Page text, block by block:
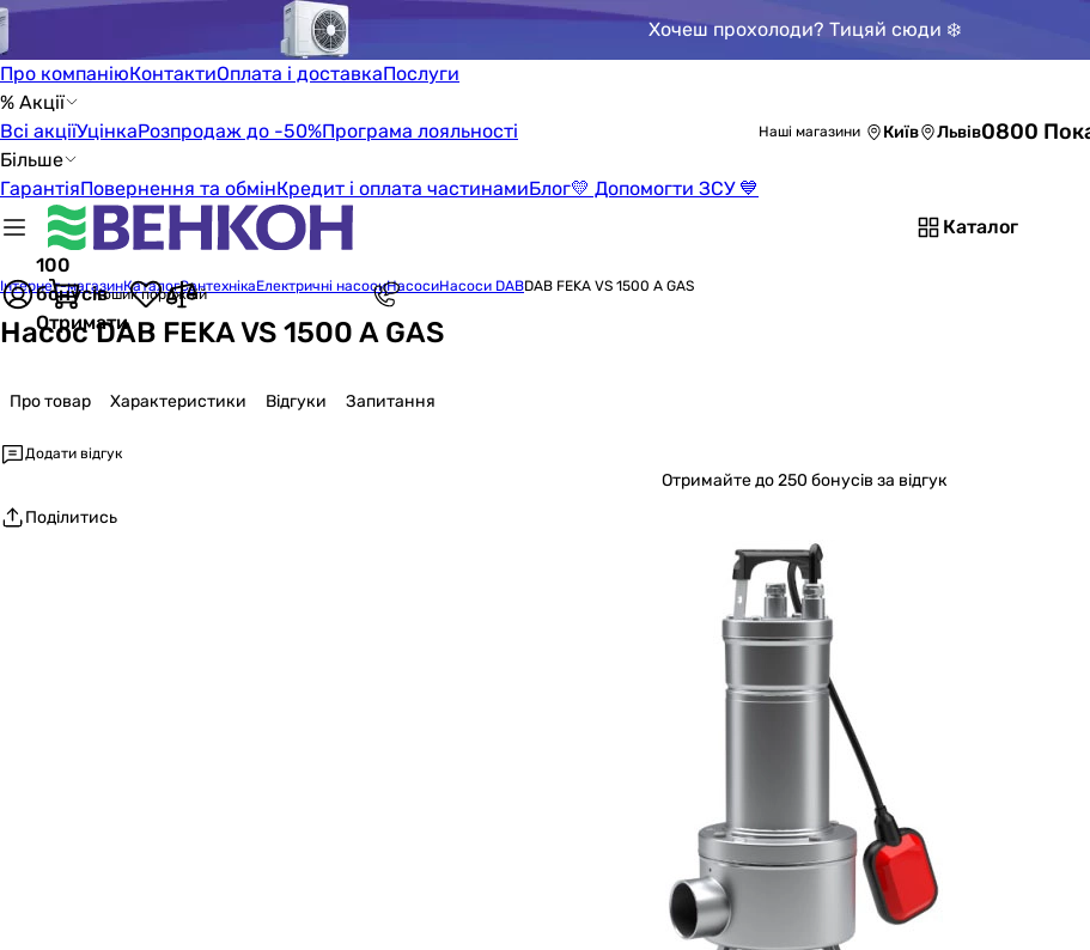
Хочеш прохолоди? Тицяй сюди ❄️
Про компаніюКонтактиОплата і доставкаПослуги
% Акції
Всі акціїУцінкаРозпродаж до -50%Програма лояльності
Більше
ГарантіяПовернення та обмінКредит і оплата частинамиБлог💛 Допомогти ЗСУ 💙
Наші магазини Київ Львів0800
Каталог
100
бонусів
Отримати
Кошик порожній
Інтернет-магазинКаталогСантехнікаЕлектричні насосиНасосиНасоси DABDAB FEKA VS 1500 A GAS
Насос DAB FEKA VS 1500 A GAS
Про товар Характеристики Відгуки Запитання
Додати відгук
Отримайтедо 250 бонусів за відгук
Поділитись